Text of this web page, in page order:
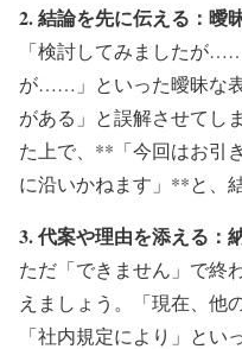
2. 結論を先に伝える：曖
「検討してみましたが
が……」といった曖昧な
がある」と誤解させてし
た上で、**「今回はお引
に沿いかねます」**と、
3. 代案や理由を添える：
ただ「できません」で終
えましょう。「現在、他
「社内規定により」と